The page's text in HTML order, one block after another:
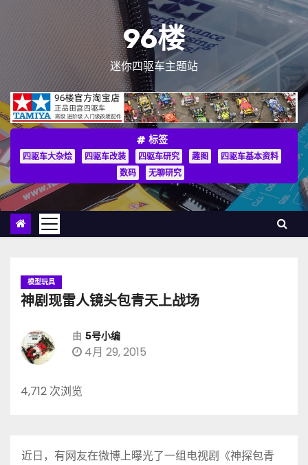
96楼
迷你四驱车主题站
标签
四驱车大杂烩 四驱车改装 四驱车研究 趣图
四驱车基本资料
数码
无聊研究
模型玩具
神剧现雷人镜头包青天上战场
由 5号小编
4月 29, 2015
4,712 次浏览
近日，有网友在微博上曝光了一组电视剧《神探包青